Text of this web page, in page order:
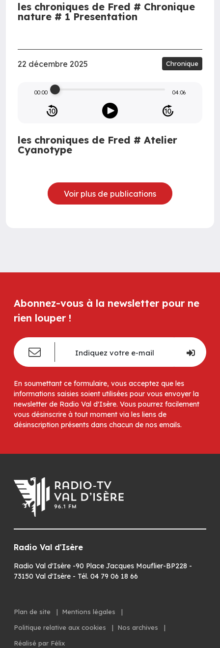
les chroniques de Fred # Chronique
nature # 1 Presentation
22 décembre 2025 Chronique
00:00 04:06
les chroniques de Fred # Atelier
Cyanotype
Voir plus de publications
Abonnez-vous à la newsletter pour ne
rien louper !
En soumettant ce formulaire, vous acceptez que les
informations saisies soient utilisées pour vous envoyer la
newsletter de Radio Val d'Isère. Vous pourrez facilement
vous désinscrire à tout moment via les liens de
désinscription présents dans chacun de nos emails.
Radio Val d'Isère
Radio Val d'Isère -90 Place Jacques Mouflier-BP228 -
73150 Val d'Isère - Tél. 04 79 06 18 66
Plan de site | Mentions légales
|
Politique relative aux cookies
| Nos archives
|
Réalisé par Félix